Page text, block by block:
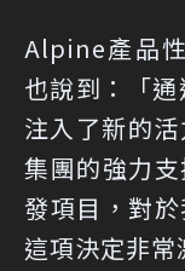
Alpine產品
也說到：「
注入了新的
集團的強力
發項目，對
這項決定非